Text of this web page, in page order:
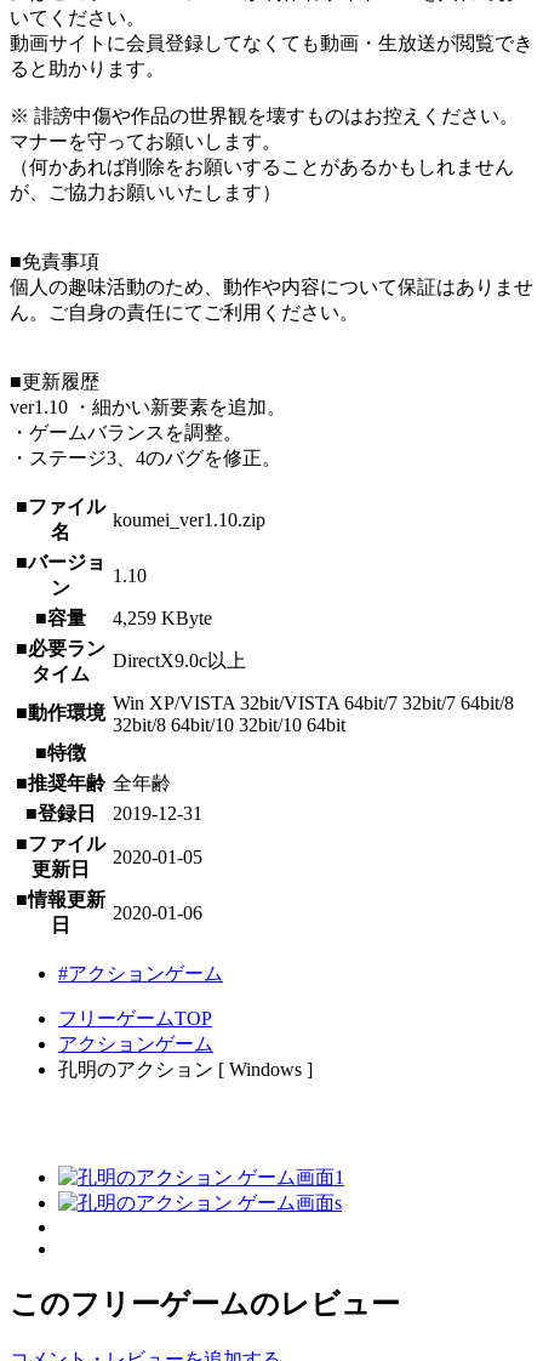
いてください。
動画サイトに会員登録してなくても動画・生放送が閲覧でき
ると助かります。
※ 誹謗中傷や作品の世界観を壊すものはお控えください。
マナーを守ってお願いします。
（何かあれば削除をお願いすることがあるかもしれません
が、ご協力お願いいたします）
■免責事項
個人の趣味活動のため、動作や内容について保証はありませ
ん。ご自身の責任にてご利用ください。
■更新履歴
ver1.10 ・細かい新要素を追加。
・ゲームバランスを調整。
・ステージ3、4のバグを修正。
■ファイル
名
koumei_ver1.10.zip
■バージョ
ン
1.10
■容量
4,259 KByte
■必要ラン
タイム
DirectX9.0c以上
■動作環境 Win XP/VISTA 32bit/VISTA 64bit/7 32bit/7 64bit/8
32bit/8 64bit/10 32bit/10 64bit
■特徴
■推奨年齢 全年齢
■登録日
2019-12-31
■ファイル
更新日
2020-01-05
■情報更新
日
2020-01-06
#アクションゲーム
フリーゲームTOP
アクションゲーム
孔明のアクション [ Windows ]
このフリーゲームのレビュー